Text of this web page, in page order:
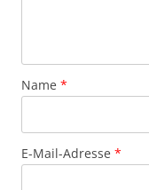
Name *
E-Mail-Adresse *